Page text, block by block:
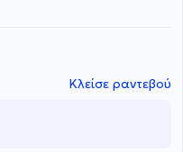
Κλείσε ραντεβού